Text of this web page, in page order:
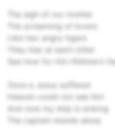
The sigh of our mother
The screaming of lovers
Like two angry tigers
They tear at each other
See how for him lifetime's
Once a Jesus suffered
Heaven could not see him
And now my ship is sinking
The captain stands alone